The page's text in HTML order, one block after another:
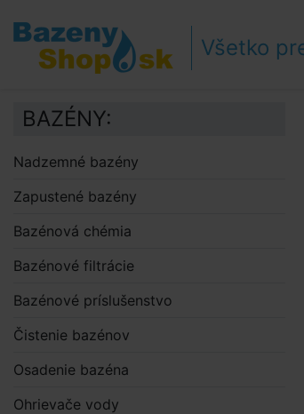
Prejsť na obsah
Prejsť k bočnému stĺpci
Klávesové skratky
Všetko
BAZÉNY:
Nadzemné bazény
Zapustené bazény
Bazénová chémia
Bazénové filtrácie
Bazénové príslušenstvo
Čistenie bazénov
Osadenie bazéna
Ohrievače vody